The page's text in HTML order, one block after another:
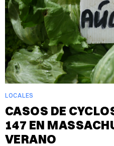
LOCALES
CASOS DE
147 EN
VERANO